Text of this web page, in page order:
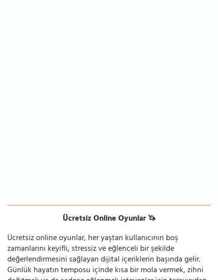
Ücretsiz Online Oyunlar 🦄
Ücretsiz online oyunlar, her yaştan kullanıcının boş
zamanlarını keyifli, stressiz ve eğlenceli bir şekilde
değerlendirmesini sağlayan dijital içeriklerin başında gelir.
Günlük hayatın temposu içinde kısa bir mola vermek, zihni